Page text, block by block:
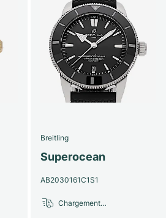
Breitling
Superocean
AB2030161C1S1
Chargement…